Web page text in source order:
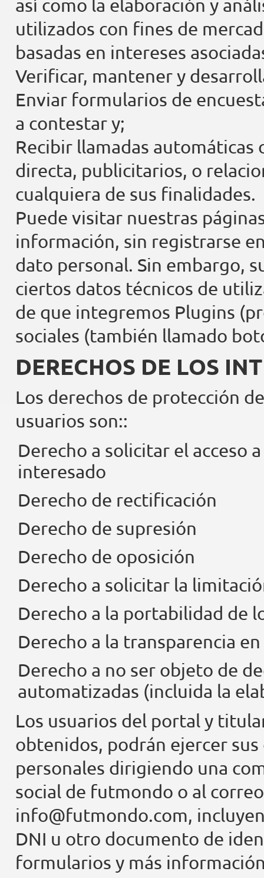
así como la elaboración y
utilizados con fines de
basadas en intereses
Verificar, mantener y
Enviar formularios de
a contestar y;
Recibir llamadas automáticas
directa, publicitarios, o
cualquiera de sus finalidades.
Puede visitar nuestras
información, sin registrarse
dato personal. Sin embargo,
ciertos datos técnicos de
de que integremos Plugins
sociales (también llamado
DERECHOS DE LOS
Los derechos de protección
usuarios son::
Derecho a solicitar el acceso
interesado
Derecho de rectificación
Derecho de supresión
Derecho de oposición
Derecho a solicitar la
Derecho a la portabilidad de
Derecho a la transparencia
Derecho a no ser objeto de
automatizadas (incluida la
Los usuarios del portal y
obtenidos, podrán ejercer
personales dirigiendo una
social de futmondo o al
info@futmondo.com,
DNI u otro documento de
formularios y más